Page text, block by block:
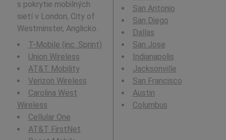
s pokrytie mobilných
sietí v London, City of
Westminster, Anglicko.
T-Mobile (inc. Sprint)
Union Wireless
AT&T Mobility
Verizon Wireless
Carolina West
Wireless
Cellular One
AT&T FirstNet
San Antonio
San Diego
Dallas
San Jose
Indianapolis
Jacksonville
San Francisco
Austin
Columbus